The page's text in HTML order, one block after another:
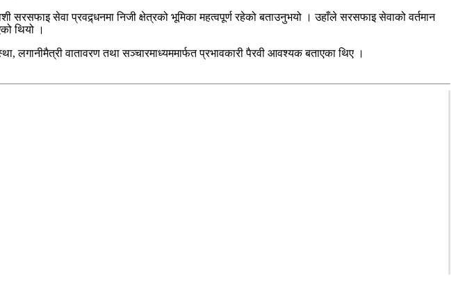
सरसफाइ सेवा प्रवद्र्धनमा निजी क्षेत्रको भूमिका महत्वपूर्ण रहेको बताउनुभयो । उहाँले सरसफाइ सेवाको वर्तमान
थियो ।
लगानीमैत्री वातावरण तथा सञ्चारमाध्यममार्फत प्रभावकारी पैरवी आवश्यक बताएका थिए ।